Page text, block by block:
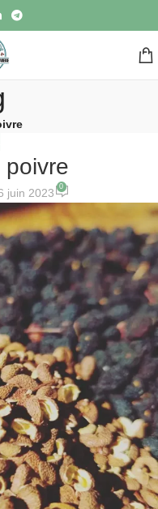
poivre
juin 2023 0